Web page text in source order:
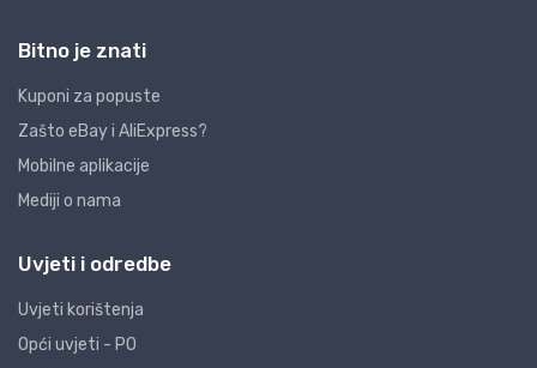
Bitno je znati
Kuponi za popuste
Zašto eBay i AliExpress?
Mobilne aplikacije
Mediji o nama
Uvjeti i odredbe
Uvjeti korištenja
Opći uvjeti - PO